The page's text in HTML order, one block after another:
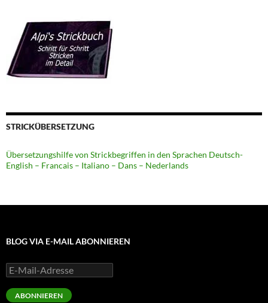
STRICKÜBERSETZUNG
Übersetzungshilfe von Strickbegriffen in den Sprachen Deutsch-
English – Francais – Italiano – Dans – Nederlands
BLOG VIA E-MAIL ABONNIEREN
E-
Mail-
Adresse
ABONNIEREN